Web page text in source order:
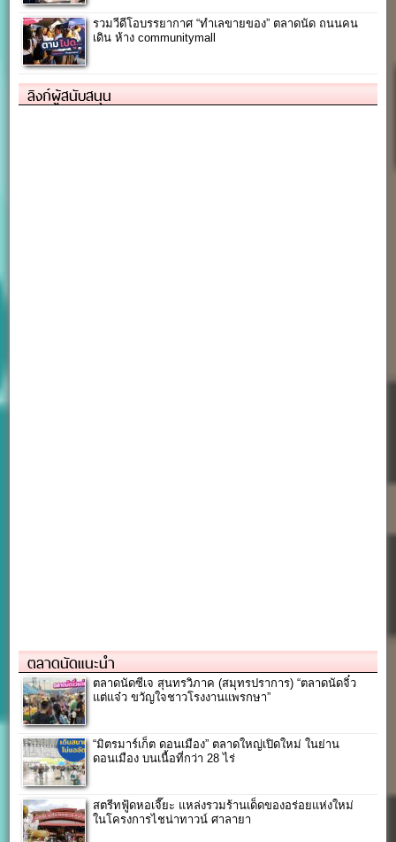
รวมวีดีโอบรรยากาศ “ทำเลขายของ” ตลาดนัด ถนนคน
เดิน ห้าง communitymall
ลิงก์ผู้สนับสนุน
ตลาดนัดแนะนำ
ตลาดนัดซีเจ สุนทรวิภาค (สมุทรปราการ) “ตลาดนัดจิ๋ว
แต่แจ๋ว ขวัญใจชาวโรงงานแพรกษา”
“มิตรมาร์เก็ต ดอนเมือง” ตลาดใหญ่เปิดใหม่ ในย่าน
ดอนเมือง บนเนื้อที่กว่า 28 ไร่
สตรีทฟู้ดหอเจี๊ยะ แหล่งรวมร้านเด็ดของอร่อยแห่งใหม่
ในโครงการไชน่าทาวน์ ศาลายา